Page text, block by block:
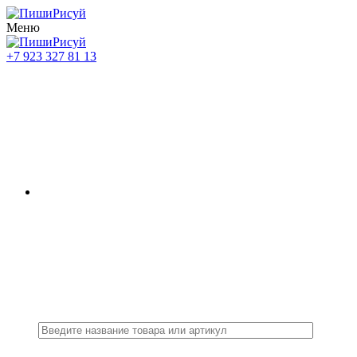
Меню
+7 923 327 81 13